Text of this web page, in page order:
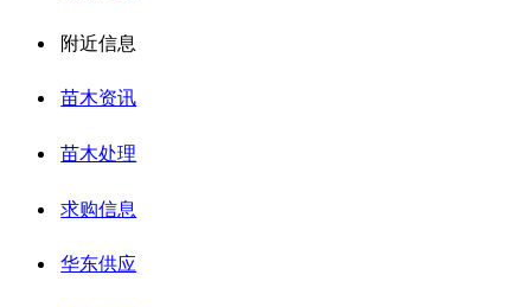
附近信息
苗木资讯
苗木处理
求购信息
华东供应